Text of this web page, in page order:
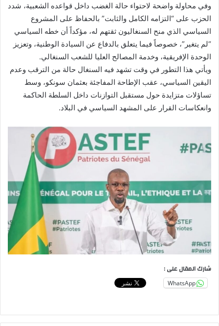
وفي محاولة واضحة لاحتواء حالة الغضب داخل قواعده الشعبية، شدد
الحزب على “التزامه الكامل والثابت” بالحفاظ على المشروع
السياسي الذي منح السنغاليون ثقتهم له، مؤكداً أن خطه السياسي
“لم يتغير”، خصوصاً فيما يتعلق بالدفاع عن السيادة الوطنية، وتعزيز
الوحدة الإفريقية، وخدمة المصالح العليا للشعب السنغالي.
ويأتي هذا التطور في وقت تشهد فيه السنغال حالة من الترقب وعدم
اليقين السياسي، عقب الإطاحة المفاجئة بعثمان سونكو، وسط
تساؤلات متزايدة حول مستقبل التوازنات داخل السلطة الحاكمة
وانعكاسات القرار على المشهد السياسي في البلاد.
شارك المقال على :
WhatsApp